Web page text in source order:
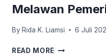
Melawan
By Rida K. Liamsi 6 Juli
READ MORE MELAWAN